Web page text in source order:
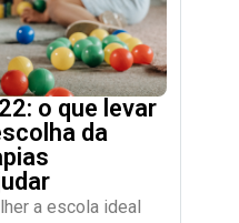
o que levar
da
a escola ideal